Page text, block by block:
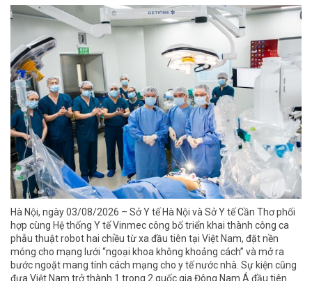
Hà Nội, ngày 03/08/2026 – Sở Y tế Hà Nội và Sở Y tế Cần Thơ phối
hợp cùng Hệ thống Y tế Vinmec công bố triển khai thành công ca
phẫu thuật robot hai chiều từ xa đầu tiên tại Việt Nam, đặt nền
móng cho mạng lưới “ngoại khoa không khoảng cách” và mở ra
bước ngoặt mang tính cách mạng cho y tế nước nhà. Sự kiện cũng
đưa Việt Nam trở thành 1 trong 2 quốc gia Đông Nam Á đầu tiên